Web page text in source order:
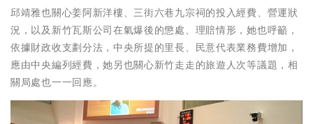
邱靖雅也關心姜阿新洋樓、三街六巷九宗祠的投入經費、營運狀
況，以及新竹瓦斯公司在氣爆後的懲處、理賠情形，她也呼籲，
依據財政收支劃分法，中央所提的里長、民意代表業務費增加，
應由中央編列經費，她另也關心新竹走走的旅遊人次等議題，相
關局處也一一回應。